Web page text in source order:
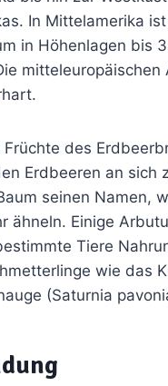
In Mittelamerika
in Höhenlagen bis
mitteleuropäischen
des
Erdbeeren an sich
seinen Namen,
ähneln. Einige
Tiere
wie das
(Saturnia